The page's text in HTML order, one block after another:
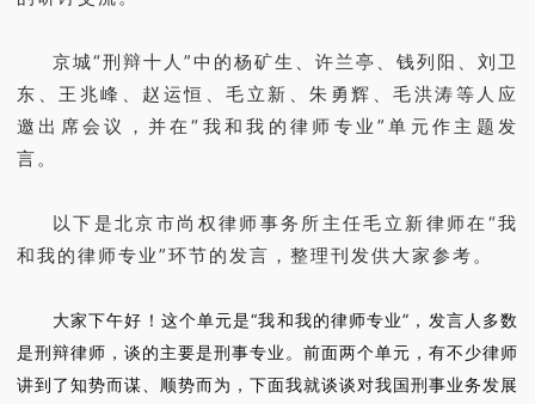
京城“刑辩十人”中的杨矿生、许兰亭、钱列阳、刘卫
东、王兆峰、赵运恒、毛立新、朱勇辉、毛洪涛等人应
邀出席会议，并在“我和我的律师专业”单元作主题发
言。
以下是北京市尚权律师事务所主任毛立新律师在“我
和我的律师专业”环节的发言，整理刊发供大家参考。
大家下午好！这个单元是“我和我的律师专业”，发言人多数
是刑辩律师，谈的主要是刑事专业。前面两个单元，有不少律师
讲到了知势而谋、顺势而为，下面我就谈谈对我国刑事业务发展